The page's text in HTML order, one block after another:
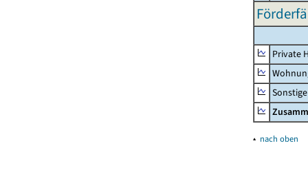
Private
Sonstige
▴ nach oben